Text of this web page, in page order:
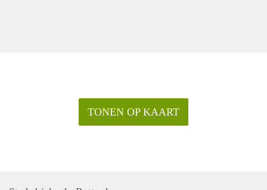
TONEN OP KAART